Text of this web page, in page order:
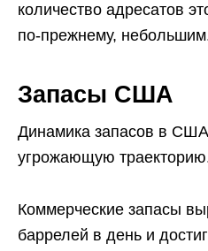
количество адресатов
по-прежнему,
Запасы США
Динамика запасов в
угрожающую
Коммерческие запасы
баррелей в день и